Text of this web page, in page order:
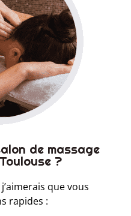
de massage
?
que vous
rapides :